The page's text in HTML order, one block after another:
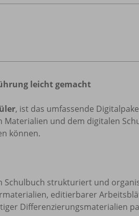
leicht gemacht
, ist das umfassende
und dem digitalen
können.
Schulbuch strukturiert und
editierbarer
Differenzierungsmaterialien